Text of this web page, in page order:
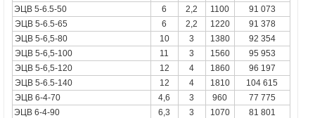
ЭЦВ 5-6.5-50
6 2,2 1100
91 073
ЭЦВ 5-6.5-65
6 2,2 1220
91 378
ЭЦВ 5-6,5-80
10 3 1380
92 354
ЭЦВ 5-6,5-100
11 3 1560
95 953
ЭЦВ 5-6,5-120
12 4 1860
96 197
ЭЦВ 5-6.5-140
12 4 1810
104 615
ЭЦВ 6-4-70
4,6 3 960
77 775
ЭЦВ 6-4-90
6,3 3 1070
81 801